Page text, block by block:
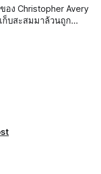
อง Christopher Avery
ก็บสะสมมาล้วนถูก
ไง หนังสื